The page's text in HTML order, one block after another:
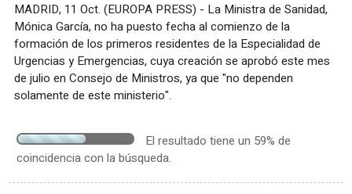
MADRID, 11 Oct. (EUROPA PRESS) - La Ministra de Sanidad,
Mónica García, no ha puesto fecha al comienzo de la
formación de los primeros residentes de la Especialidad de
Urgencias y Emergencias, cuya creación se aprobó este mes
de julio en Consejo de Ministros, ya que "no dependen
solamente de este ministerio".
El resultado tiene un 59% de
coincidencia con la búsqueda.